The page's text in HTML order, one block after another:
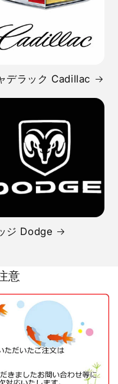
デラック Cadillac
ジ Dodge
意